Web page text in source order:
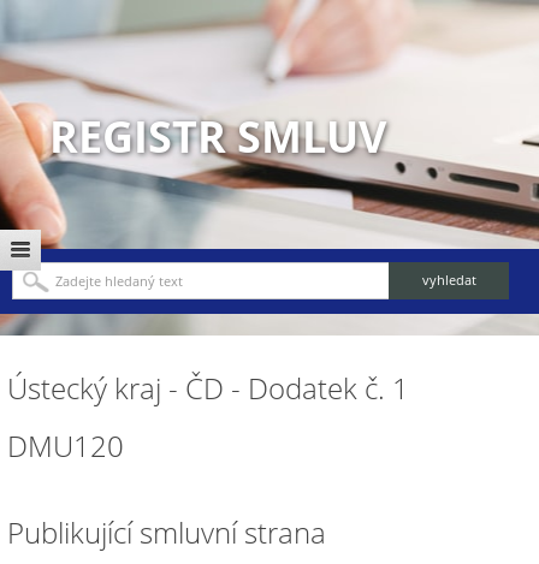
REGISTR SMLUV
Ústecký kraj - ČD - Dodatek č. 1
DMU120
Publikující smluvní strana